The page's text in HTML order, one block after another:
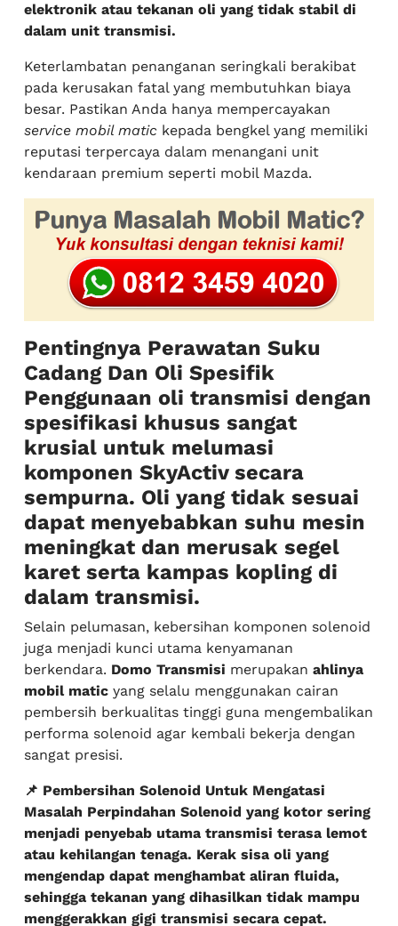
elektronik atau tekanan oli yang tidak stabil di
dalam unit transmisi.
Keterlambatan penanganan seringkali berakibat
pada kerusakan fatal yang membutuhkan biaya
besar. Pastikan Anda hanya mempercayakan
service mobil matic kepada bengkel yang memiliki
reputasi terpercaya dalam menangani unit
kendaraan premium seperti mobil Mazda.
Pentingnya Perawatan Suku
Cadang Dan Oli Spesifik
Penggunaan oli transmisi dengan
spesifikasi khusus sangat
krusial untuk melumasi
komponen SkyActiv secara
sempurna. Oli yang tidak sesuai
dapat menyebabkan suhu mesin
meningkat dan merusak segel
karet serta kampas kopling di
dalam transmisi.
Selain pelumasan, kebersihan komponen solenoid
juga menjadi kunci utama kenyamanan
berkendara. Domo Transmisi merupakan ahlinya
mobil matic yang selalu menggunakan cairan
pembersih berkualitas tinggi guna mengembalikan
performa solenoid agar kembali bekerja dengan
sangat presisi.
📌 Pembersihan Solenoid Untuk Mengatasi
Masalah Perpindahan Solenoid yang kotor sering
menjadi penyebab utama transmisi terasa lemot
atau kehilangan tenaga. Kerak sisa oli yang
mengendap dapat menghambat aliran fluida,
sehingga tekanan yang dihasilkan tidak mampu
menggerakkan gigi transmisi secara cepat.